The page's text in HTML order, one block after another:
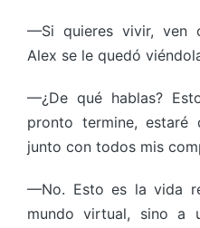
—Si quieres vivir, ven
Alex se le quedó
—¿De qué hablas?
pronto termine,
junto con todos mis
—No. Esto es la vida
mundo virtual, sino a